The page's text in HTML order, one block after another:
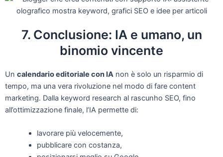
7. Conclusione: IA e umano, un
binomio vincente
Un calendario editoriale con IA non è solo un risparmio di
tempo, ma una vera rivoluzione nel modo di fare content
marketing. Dalla keyword research al rascunho SEO, fino
all’ottimizzazione finale, l’IA permette di:
lavorare più velocemente,
pubblicare con costanza,